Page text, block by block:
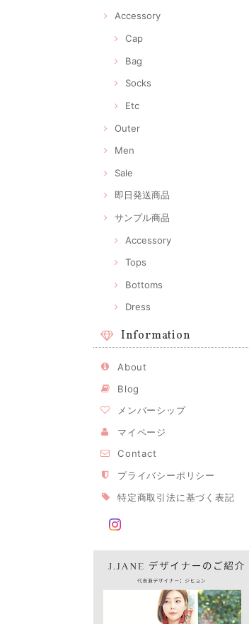
Accessory
Cap
Bag
Socks
Etc
Outer
Men
Sale
即日発送商品
サンプル商品
Accessory
Tops
Bottoms
Dress
Information
About
Blog
メンバーシップ
マイページ
Contact
プライバシーポリシー
特定商取引法に基づく表記